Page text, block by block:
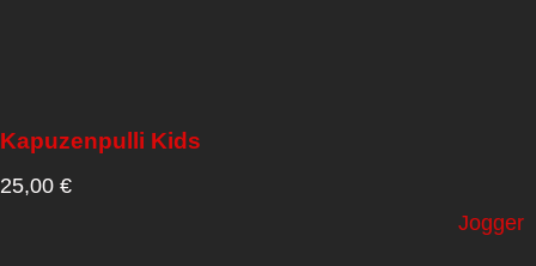
Kapuzenpulli Kids
25,00 €
Jogger